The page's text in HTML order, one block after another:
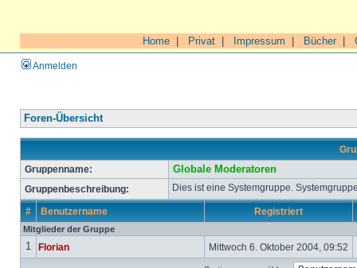
Home Privat Impressum Bücher|
Anmelden
Foren-Übersicht
Gruppenname:
Globale Moderatoren
Gruppenbeschreibung: Dies ist eine Systemgruppe.
# Benutzername Registriert
Mitglieder der Gruppe
1 Florian Mittwoch 6. Oktober 2004, 09:52